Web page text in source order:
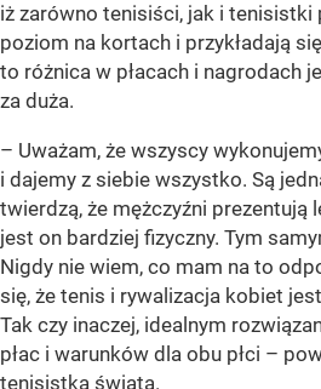
iż zarówno tenisiści, jak i tenisistki
poziom na kortach i przykładają
to różnica w płacach i nagrodach
za duża.
– Uważam, że wszyscy
i dajemy z siebie wszystko. Są
twierdzą, że mężczyźni prezentują
jest on bardziej fizyczny. Tym
Nigdy nie wiem, co mam na to
się, że tenis i rywalizacja kobiet
Tak czy inaczej, idealnym
płac i warunków dla obu płci –
tenisistka świata.